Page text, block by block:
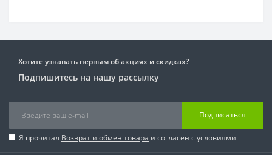
Хотите узнавать первым об акциях и скидках?
Подпишитесь на нашу рассылку
Подписаться
Я прочитал Возврат и обмен товара и согласен с условиями